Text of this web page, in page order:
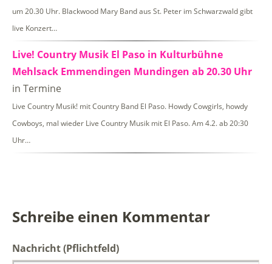
um 20.30 Uhr. Blackwood Mary Band aus St. Peter im Schwarzwald gibt
live Konzert…
Live! Country Musik El Paso in Kulturbühne
Mehlsack Emmendingen Mundingen ab 20.30 Uhr
in Termine
Live Country Musik! mit Country Band El Paso. Howdy Cowgirls, howdy
Cowboys, mal wieder Live Country Musik mit El Paso. Am 4.2. ab 20:30
Uhr…
Schreibe einen Kommentar
Nachricht(Pflichtfeld)